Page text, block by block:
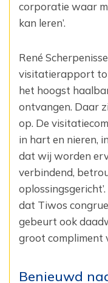
corporatie waar
kan leren’.
René
visitatierapport
het hoogst
ontvangen. Daar
op. De
in hart en nieren,
dat wij worden
verbindend,
dat Tiwos
gebeurt ook
groot compliment
Benieuwd